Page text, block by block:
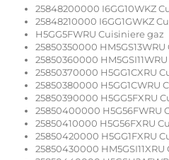
25848200000 I6GG10WKZ
25848210000 I6GG1GWKZ
H5GG5FWRU Cuisiniere gaz
25850350000
25850360000
25850370000 H5GG1CXRU
25850380000 H5GG1CWRU
25850390000 H5GG5FXRU
25850400000 H5G56FWRU
25850410000 H5G56FXRU
25850420000 H5GG1FXRU
25850430000